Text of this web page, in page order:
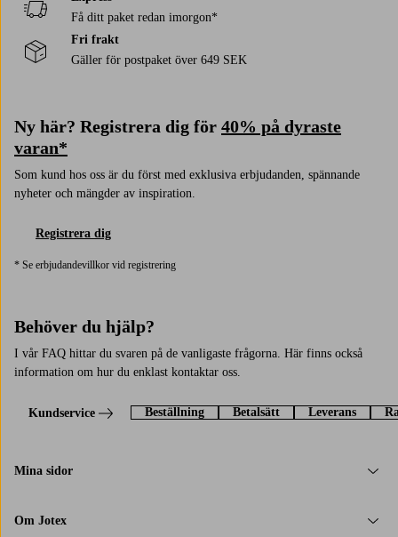
Få ditt paket redan imorgon*
Fri frakt
Gäller för postpaket över 649 SEK
Ny här? Registrera dig för 40% på dyraste
varan*
Som kund hos oss är du först med exklusiva erbjudanden, spännande
nyheter och mängder av inspiration.
Registrera dig
* Se erbjudandevillkor vid registrering
Behöver du hjälp?
I vår FAQ hittar du svaren på de vanligaste frågorna. Här finns också
information om hur du enklast kontaktar oss.
Kundservice Beställning Betalsätt Leverans
Mina sidor
Om Jotex